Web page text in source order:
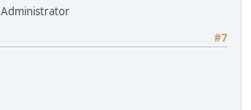
Administrator
#7